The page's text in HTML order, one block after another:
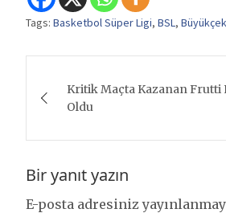
Tags: Basketbol Süper Ligi, BSL,
gezinmesi
Kritik Maçta Kazanan Frutti
Oldu
Bir yanıt yazın
E-posta adresiniz